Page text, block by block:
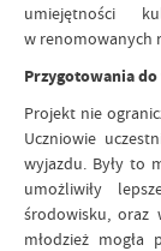
umiejętności
w renomowanych
Przygotowania
Projekt nie
Uczniowie
wyjazdu. Były to
umożliwiły
środowisku, oraz
młodzież mogła